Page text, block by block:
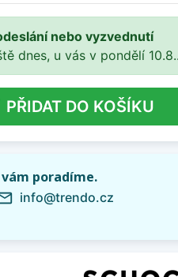
nebo vyzvednutí
dnes, u vás v pondělí 10.8..
PŘIDAT DO KOŠÍKU
poradíme.
info@trendo.cz